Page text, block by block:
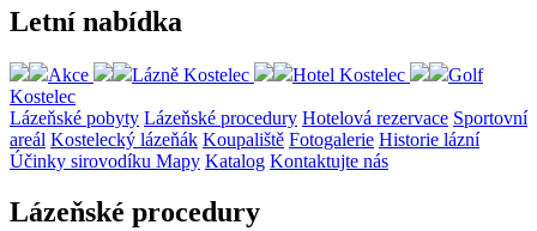
Letní nabídka
Akce Lázně Kostelec Hotel Kostelec
Golf
Kostelec
Lázeňské pobyty Lázeňské procedury Hotelová rezervace Sportovní
areál Kostelecký lázeňák Koupaliště Fotogalerie Historie lázní
Účinky sirovodíku Mapy Katalog Kontaktujte nás
Lázeňské procedury